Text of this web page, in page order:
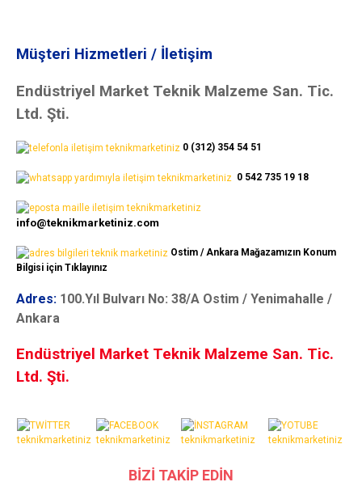
Müşteri Hizmetleri / İletişim
Endüstriyel Market Teknik Malzeme San. Tic.
Ltd. Şti.
0 (312) 354 54 51
0 542 735 19 18
info@teknikmarketiniz.com
Ostim / Ankara Mağazamızın Konum
Bilgisi için Tıklayınız
Adres: 100.Yıl Bulvarı No: 38/A Ostim / Yenimahalle /
Ankara
Endüstriyel Market Teknik Malzeme San. Tic.
Ltd. Şti.
BİZİ TAKİP EDİN